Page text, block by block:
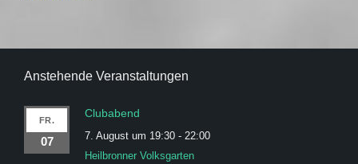
Anstehende Veranstaltungen
FR.
07
Clubabend
7. August um 19:30 - 22:00
Heilbronner Volksgarten